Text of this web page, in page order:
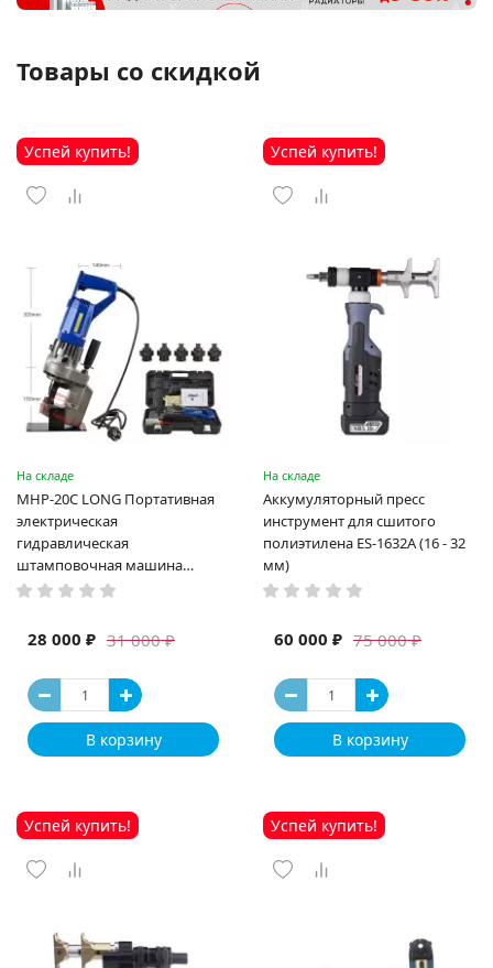
Товары со скидкой
Успей купить!
На складе
MHP-20C LONG Портативная
электрическая
гидравлическая
штамповочная машина
высокая мощность и мощный
машина
31 000 ₽
28 000 ₽
В корзину
Успей купить!
На складе
Аккумуляторный пресс
инструмент для сшитого
полиэтилена ES-1632A (16 - 32
мм)
75 000 ₽
60 000 ₽
В корзину
Успей купить! Успей купить!